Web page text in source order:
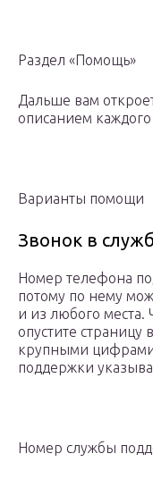
Раздел «Помощь»
Дальше вам
описанием каждого
Варианты помощи
Звонок в
Номер телефона
потому по нему
и из любого места.
опустите страницу
крупными
поддержки
Номер службы